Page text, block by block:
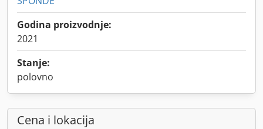
Godina proizvodnje:
2021
Stanje:
polovno
Cena i lokacija